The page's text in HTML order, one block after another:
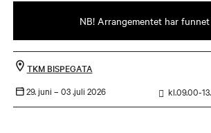
NB! Arrangementet har
TKM BISPEGATA
29. juni – 03 .juli 2026 kl.09.00-